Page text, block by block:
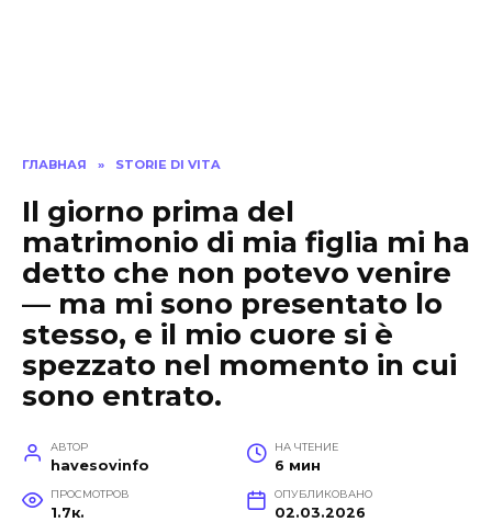
ГЛАВНАЯ » STORIE DI VITA
Il giorno prima del
matrimonio di mia figlia mi ha
detto che non potevo venire
— ma mi sono presentato lo
stesso, e il mio cuore si è
spezzato nel momento in cui
sono entrato.
АВТОР
havesovinfo
НА ЧТЕНИЕ
6 мин
ПРОСМОТРОВ
1.7к.
ОПУБЛИКОВАНО
02.03.2026